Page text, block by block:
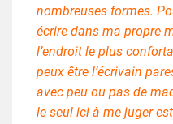
nombreuses formes.
écrire dans ma propre
l’endroit le plus
peux être l’écrivain
avec peu ou pas de
le seul ici à me juger